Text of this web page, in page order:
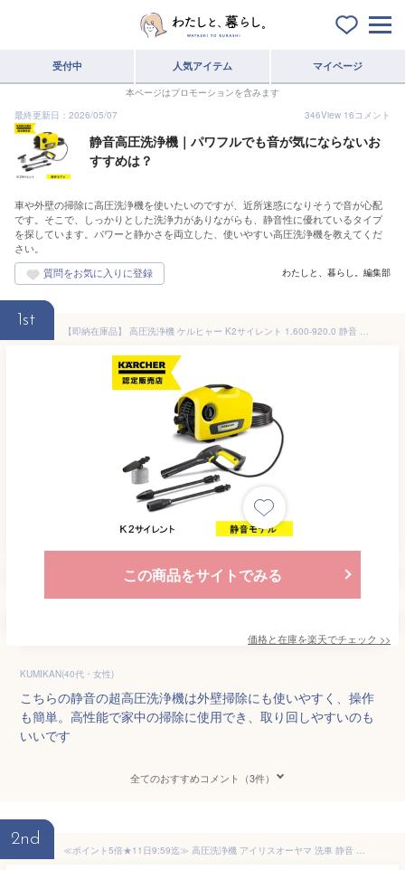
受付中 人気アイテム マイページ
本ページはプロモーションを含みます
最終更新日：2026/05/07
346View 16コメント
静音高圧洗浄機｜パワフルでも音が気にならないお
すすめは？
車や外壁の掃除に高圧洗浄機を使いたいのですが、近所迷惑になりそうで音が心配
です。そこで、しっかりとした洗浄力がありながらも、静音性に優れているタイプ
を探しています。パワーと静かさを両立した、使いやすい高圧洗浄機を教えてくだ
さい。
わたしと、暮らし。編集部
1st
【即納在庫品】 高圧洗浄機 ケルヒャー K2サイレント 1.600-920.0 静音 家庭用 高性能 高圧 洗浄機 洗車 ホイール汚れ 掃除 清掃 洗浄 網戸 窓 浴室 お風呂 ベランダ 玄関 節水 時短 ベンチ ウッドデッキ外壁 家まわり karcher
この商品をサイトでみる
価格と在庫を楽天でチェック >>
KUMIKAN(40代・女性)
こちらの静音の超高圧洗浄機は外壁掃除にも使いやすく、操作
も簡単。高性能で家中の掃除に使用でき、取り回しやすいのも
いいです
全てのおすすめコメント（3件）
2nd
≪ポイント5倍★11日9:59迄≫ 高圧洗浄機 アイリスオーヤマ 洗車 静音 家庭用 11点セット FBN-604 大掃除 年末掃除 換気扇掃除 黒ずみ 床掃除 玄関掃除 小型 網戸 水垢 外壁 ベランダ 高圧洗浄器 アイリス 水道直結